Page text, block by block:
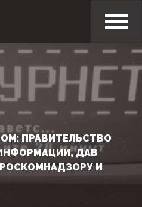
ПРАВИТЕЛЬСТВО
ДАВ
И